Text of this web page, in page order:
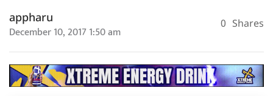
appharu
December 10, 2017 1:50 am 0 Shares